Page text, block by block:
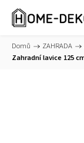
Domů / ZAHRADA /
Zahradní lavice 125